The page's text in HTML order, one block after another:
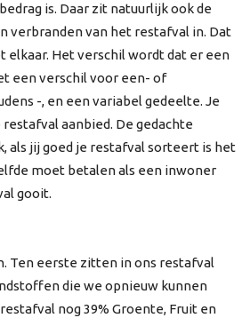
is. Daar zit natuurlijk ook de
verbranden van het restafval in. Dat
elkaar. Het verschil wordt dat er een
een verschil voor een- of
-, en een variabel gedeelte. Je
aanbied. De gedachte
als jij goed je restafval sorteert is het
moet betalen als een inwoner
gooit.
Ten eerste zitten in ons restafval
die we opnieuw kunnen
nog 39% Groente, Fruit en